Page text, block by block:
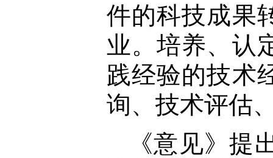
件的科技成果
业。培养、认
践经验的技术
询、技术评估
《意见》